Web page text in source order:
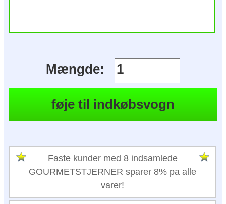
Mængde:
Faste kunder med 8 indsamlede
GOURMETSTJERNER sparer 8% pa alle
varer!